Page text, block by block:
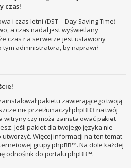
czas!
i czas letni (DST – Day Saving Time)
a czas nadal jest wyświetlany
czas na serwerze jest ustawiony
tym administratora, by naprawił
pakietu zawierającego twoją
nie przetłumaczył phpBB3 na twój
witryny czy może zainstalować pakiet
Jeśli pakiet dla twojego języka nie
Więcej informacji na ten temat
grupy phpBB™. Na dole każdej
odnośnik do portalu phpBB™.